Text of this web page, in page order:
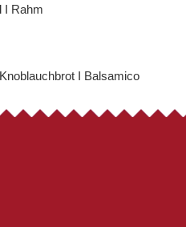
I Rahm
I Balsamico